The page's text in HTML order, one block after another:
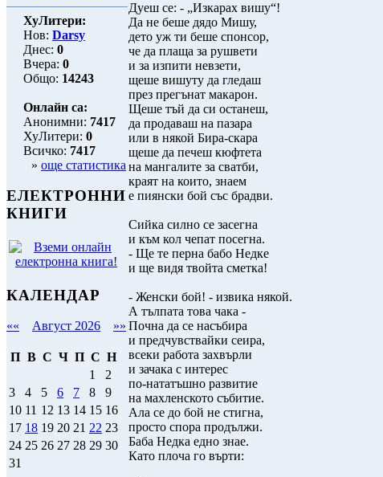
ХуЛитери:
Нов: Darsy
Днес: 0
Вчера: 0
Общо: 14243
Онлайн са:
Анонимни: 7417
ХуЛитери: 0
Всичко: 7417
» още статистика
ЕЛЕКТРОННИ
КНИГИ
КАЛЕНДАР
«« Август 2026 »»
П В С Ч П С Н
1
2
3
4 5 6 7 8
9
10 11 12 13 14 15 16
17 18 19 20 21 22 23
24 25 26 27 28 29 30
31
Дуеш се: - „Изкарах вишу“!
Да не беше дядо Мишу,
дето уж ти беше спонсор,
че да плаща за рушвети
и за изпити невзети,
щеше вишуту да гледаш
през прегънат макарон.
Щеше тъй да си останеш,
да продаваш на пазара
или в някой Бира-скара
щеше да печеш кюфтета
на мангалите за сватби,
краят на които, знаем
е пиянски бой със брадви.
Сийка силно се засегна
и към кол чепат посегна.
- Ще те перна бабо Недке
и ще видя твойта сметка!
- Женски бой! - извика някой.
А тълпата това чака -
Почна да се насъбира
и предчувствайки сеира,
всеки работа захвърли
и зачака с интерес
по-нататъшно развитие
на махленското събитие.
Ала се до бой не стигна,
просто спора продължи.
Баба Недка едно знае.
Като плоча го върти: